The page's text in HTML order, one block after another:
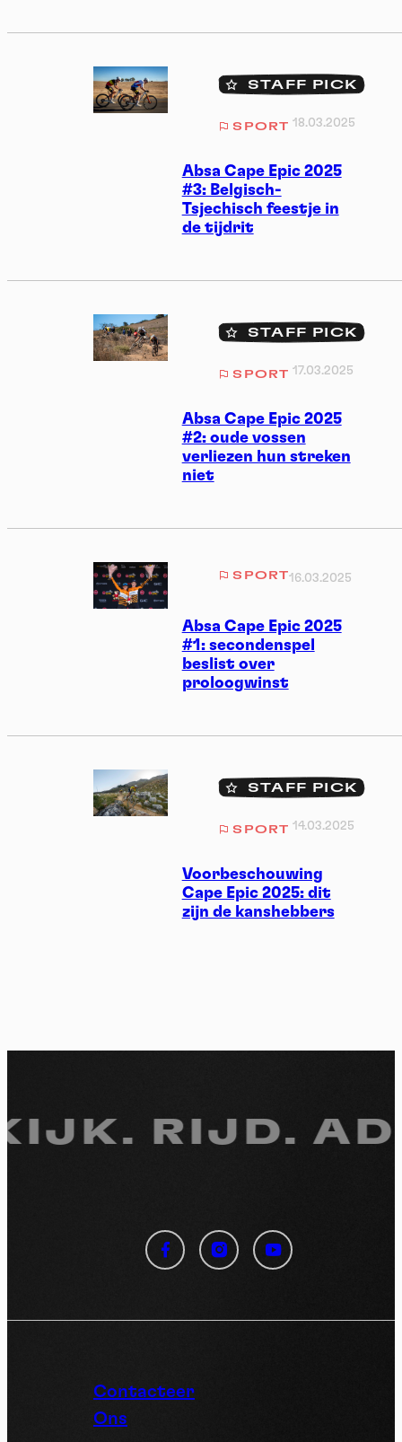
Absa Cape Epic 2025
#3: Belgisch-
Tsjechisch feestje in
de tijdrit
STAFF PICK
SPORT 18.03.2025
Absa Cape Epic 2025
#2: oude vossen
verliezen hun streken
niet
STAFF PICK
SPORT 17.03.2025
Absa Cape Epic 2025
#1: secondenspel
beslist over
proloogwinst
SPORT16.03.2025
Voorbeschouwing
Cape Epic 2025: dit
zijn de kanshebbers
STAFF PICK
SPORT 14.03.2025
Contacteer
Ons
RIJD.
Cookies management
By allowing these third party services, you accept their
Privacy policy
Allow all cookies